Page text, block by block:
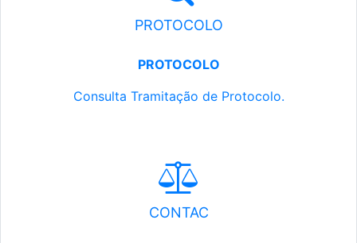
PROTOCOLO
PROTOCOLO
Consulta Tramitação de Protocolo.
CONTAC